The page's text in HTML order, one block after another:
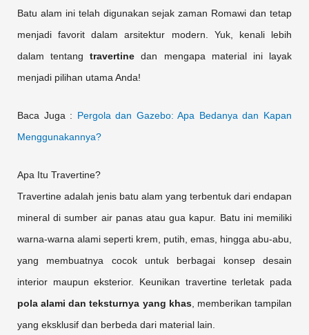
Batu alam ini telah digunakan sejak zaman Romawi dan tetap
menjadi favorit dalam arsitektur modern. Yuk, kenali lebih
dalam tentangtravertine dan mengapa material ini layak
menjadi pilihan utama Anda!
Baca Juga : Pergola dan Gazebo: Apa Bedanya dan Kapan
Menggunakannya?
Apa Itu Travertine?
Travertine adalah jenis batu alam yang terbentuk dari endapan
mineral di sumber air panas atau gua kapur. Batu ini memiliki
warna-warna alami seperti krem, putih, emas, hingga abu-abu,
yang membuatnya cocok untuk berbagai konsep desain
interior maupun eksterior. Keunikan travertine terletak pada
pola alami dan teksturnya yang khas, memberikan tampilan
yang eksklusif dan berbeda dari material lain.